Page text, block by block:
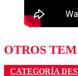
OTROS
CATEGORÍA